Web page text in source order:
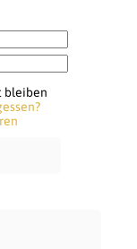
bleiben